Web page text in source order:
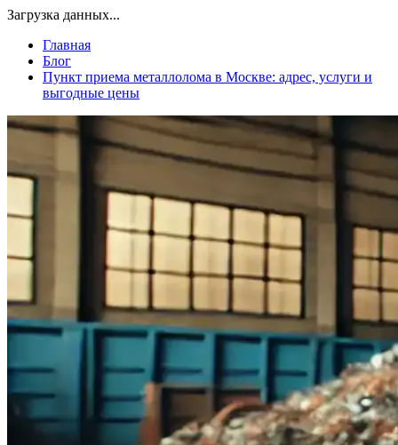
Загрузка данных...
Главная
Блог
Пункт приема металлолома в Москве: адрес, услуги и
выгодные цены